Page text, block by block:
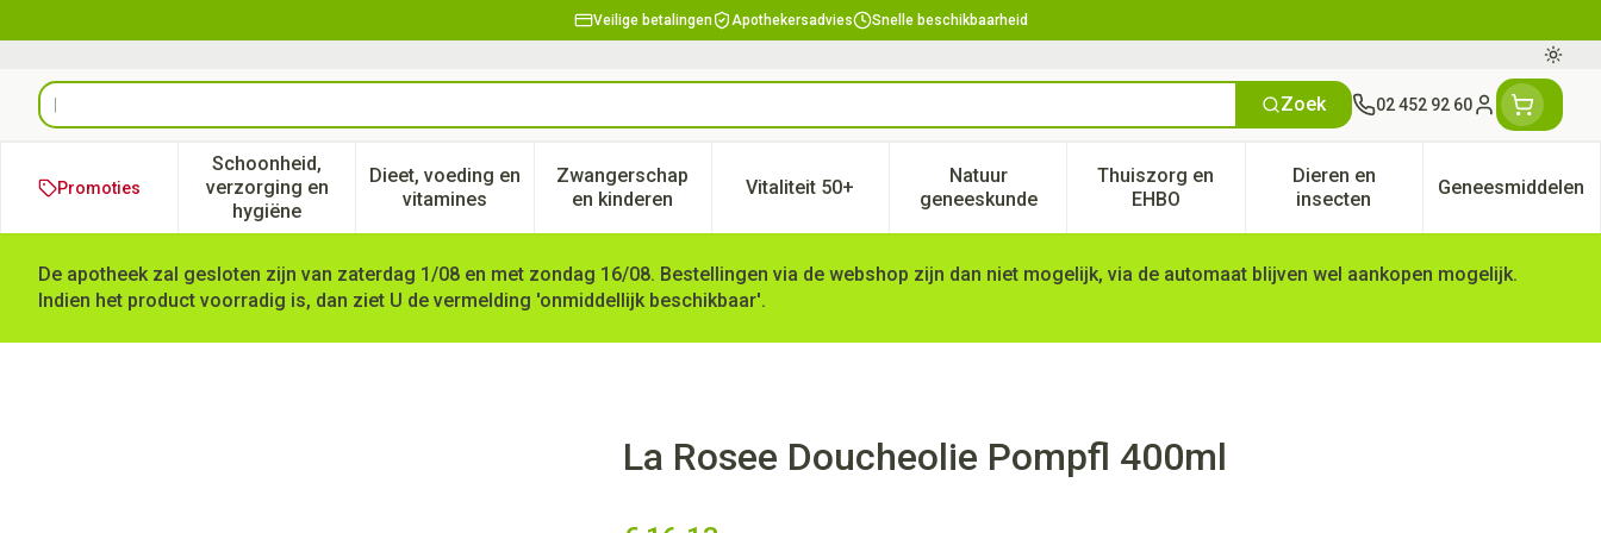
Veilige betalingen Apothekersadvies Snelle beschikbaarheid
Product, merk, categorie... Zoek 02 452 92 60
Klant menu
Promoties
Schoonheid,
verzorging en
hygiëne
Toon submenu voor Schoonheid, verzorging en hygiëne categorie
Dieet, voeding en
vitaminesToon submenu voor Dieet, voeding en vitamines categorie
Zwangerschap
en kinderenToon submenu voor Zwangerschap en kinderen categorie
Vitaliteit 50+Toon submenu voor Vitaliteit 50+ categorie
Natuur
geneeskunde
Toon submenu voor Natuur geneeskunde categorie
Thuiszorg en
EHBOToon submenu voor Thuiszorg en EHBO categorie
Dieren en
insectenToon submenu voor Dieren
Geneesmiddelen
Toon
De apotheek zal gesloten zijn van zaterdag 1/08 en met zondag 16/08. Bestellingen via de webshop zijn dan niet mogelijk, via de automaat blijven wel aankopen mogelijk.
Indien het product voorradig is, dan ziet U de vermelding 'onmiddellijk beschikbaar'.
La Rosee Doucheolie Pompfl 400mlLa Rosee Doucheolie Pompfl 400ml